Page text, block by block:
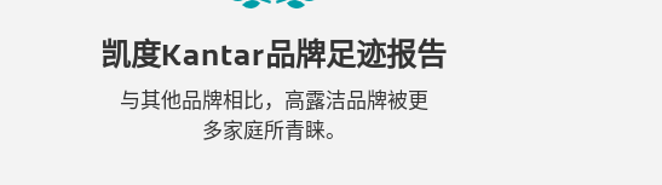
凯度Kantar品牌足迹报告
与其他品牌相比，高露洁品牌被更
多家庭所青睐。